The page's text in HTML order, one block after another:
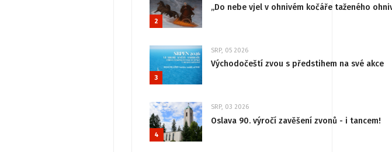
2
„Do nebe vjel v ohnivém kočáře taženého
3
SRP, 05 2026
Východočeští zvou s předstihem na své akce
4
SRP, 03 2026
Oslava 90. výročí zavěšení zvonů - i tancem!